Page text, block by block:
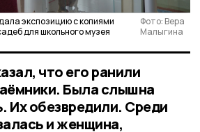
экспозицию с копиями
для школьного музея
Фото: Вера
Малыгина
что его ранили
Была слышна
Их обезвредили. Среди
и женщина,